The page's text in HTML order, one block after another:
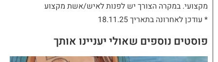
מקצועי. במקרה הצורך יש לפנות לאיש/אשת מקצוע
* עודכן לאחרונה בתאריך 18.11.25
פוסטים נוספים שאולי יעניינו אותך